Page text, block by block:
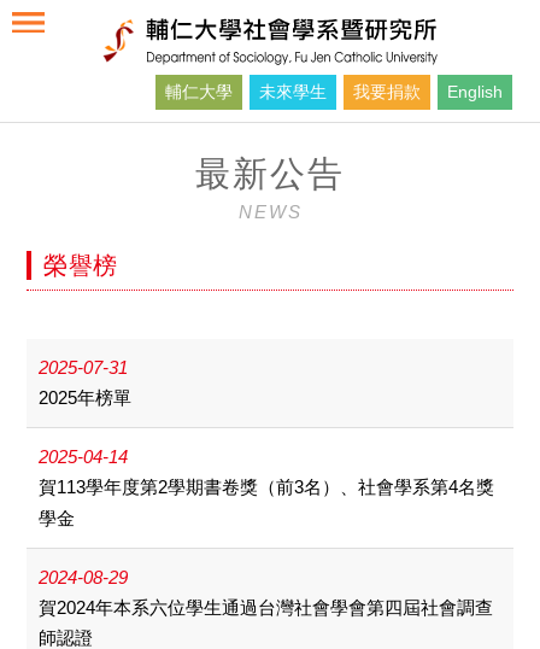
輔仁大學 未來學生 我要捐款 English
最新公告
NEWS
榮譽榜
2025-07-31
2025年榜單
2025-04-14
賀113學年度第2學期書卷獎（前3名）、社會學系第4名獎
學金
2024-08-29
賀2024年本系六位學生通過台灣社會學會第四屆社會調查
師認證